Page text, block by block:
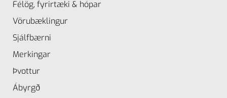
Félög, fyrirtæki & hópar
Vörubæklingur
Sjálfbærni
Merkingar
Þvottur
Ábyrgð